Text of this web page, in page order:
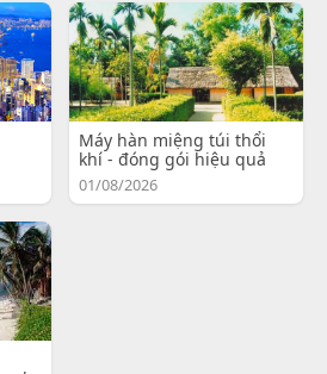
Máy hàn miệng túi thổi
khí - đóng gói hiệu quả
01/08/2026